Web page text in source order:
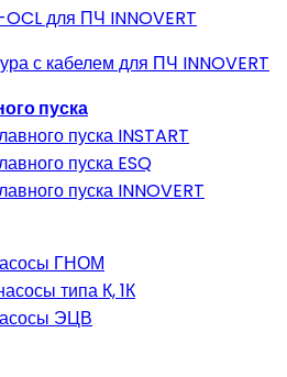
для ПЧ INNOVERT
с кабелем для ПЧ INNOVERT
пуска
пуска INSTART
пуска ESQ
пуска INNOVERT
ГНОМ
типа К, 1К
ЭЦВ